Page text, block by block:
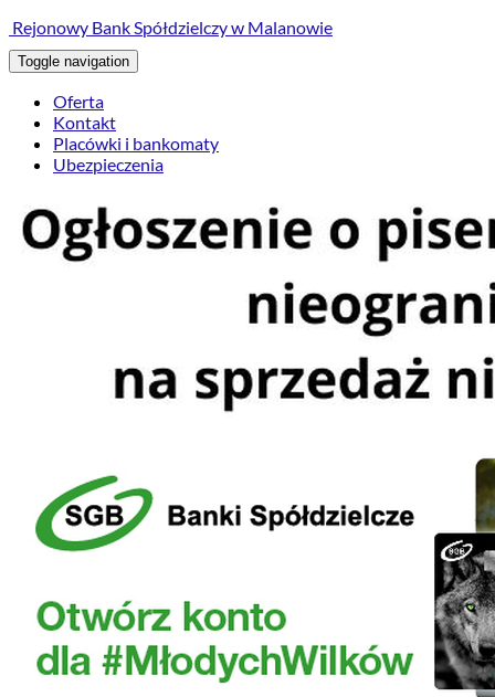
Rejonowy Bank Spółdzielczy w Malanowie
Toggle navigation
Oferta
Kontakt
Placówki i bankomaty
Ubezpieczenia